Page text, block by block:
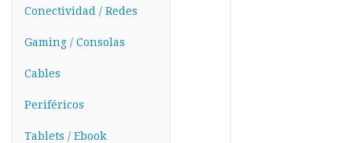
Conectividad / Redes
Gaming / Consolas
Cables
Periféricos
Tablets / Ebook